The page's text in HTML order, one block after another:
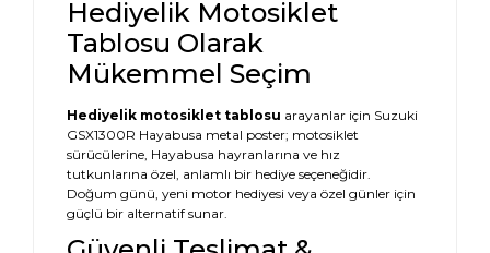
Hediyelik Motosiklet
Tablosu Olarak
Mükemmel Seçim
Hediyelik motosiklet tablosu arayanlar için Suzuki
GSX1300R Hayabusa metal poster; motosiklet
sürücülerine, Hayabusa hayranlarına ve hız
tutkunlarına özel, anlamlı bir hediye seçeneğidir.
Doğum günü, yeni motor hediyesi veya özel günler için
güçlü bir alternatif sunar.